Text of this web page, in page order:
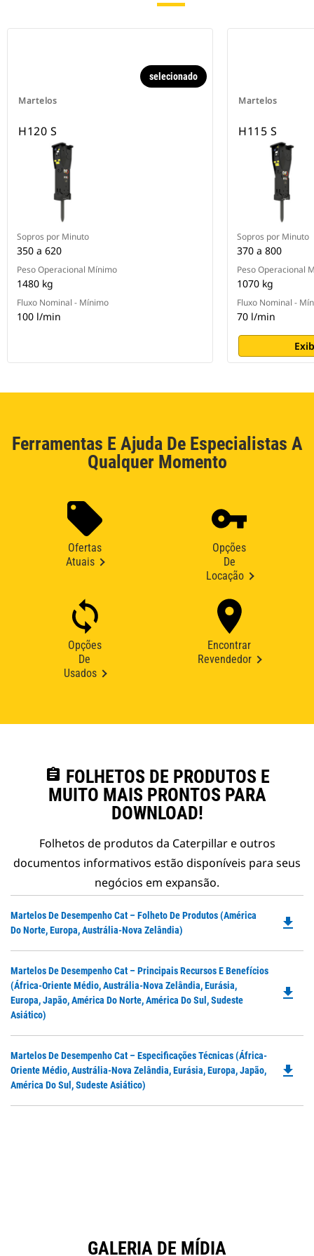
Martelos
selecionado
H120 S
Sopros por Minuto
350 a 620
Peso Operacional Mínimo
1480 kg
Fluxo Nominal - Mínimo
100 l/min
Martelos
H115 S
Sopros por Minuto
370 a 800
Peso Operacional
1070 kg
Fluxo Nominal -
70 l/min
Ferramentas E Ajuda De Especialistas A
Qualquer Momento
Ofertas
Atuais
Opções
De
Locação
Opções
De
Usados
Encontrar
Revendedor
assignment FOLHETOS DE PRODUTOS E
MUITO MAIS PRONTOS PARA
DOWNLOAD!
Folhetos de produtos da Caterpillar e outros
documentos informativos estão disponíveis para seus
negócios em expansão.
Martelos De Desempenho Cat – Folheto De Produtos (América
Do Norte, Europa, Austrália-Nova Zelândia)
file_download
Martelos De Desempenho Cat – Principais Recursos E Benefícios
(África-Oriente Médio, Austrália-Nova Zelândia, Eurásia,
Europa, Japão, América Do Norte, América Do Sul, Sudeste
Asiático)
file_download
Martelos De Desempenho Cat – Especificações Técnicas (África-
Oriente Médio, Austrália-Nova Zelândia, Eurásia, Europa, Japão,
América Do Sul, Sudeste Asiático)
file_download
GALERIA DE MÍDIA